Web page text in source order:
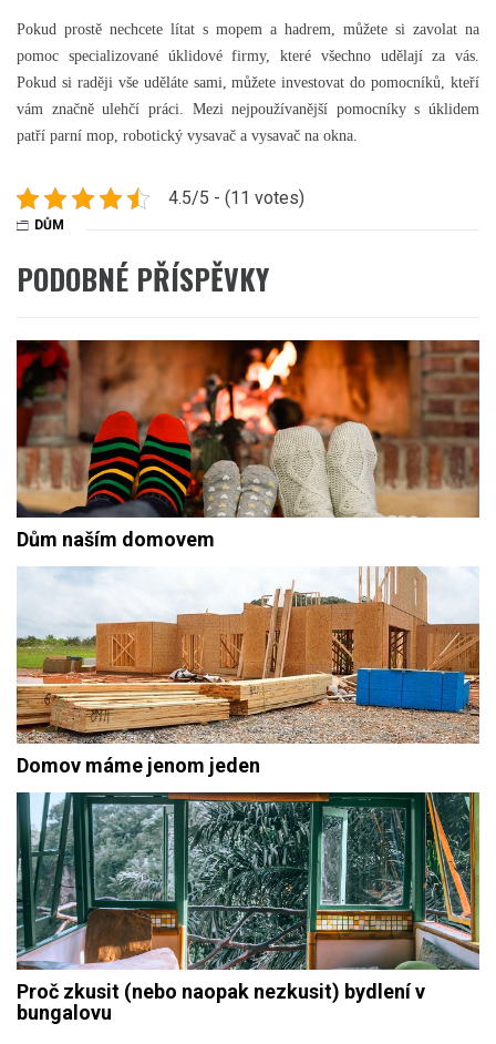
Pokud prostě nechcete lítat s mopem a hadrem, můžete si zavolat na
pomoc specializované úklidové firmy, které všechno udělají za vás.
Pokud si raději vše uděláte sami, můžete investovat do pomocníků, kteří
vám značně ulehčí práci. Mezi nejpoužívanější pomocníky s úklidem
patří parní mop, robotický vysavač a vysavač na okna.
4.5/5 - (11 votes)
DŮM
PODOBNÉ PŘÍSPĚVKY
Dům naším domovem
Domov máme jenom jeden
Proč zkusit (nebo naopak nezkusit) bydlení v
bungalovu